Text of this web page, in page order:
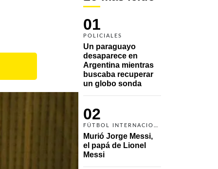
01
POLICIALES
Un paraguayo
desaparece en
Argentina mientras
buscaba recuperar
un globo sonda
02
Murió Jorge Messi,
el papá de Lionel
Messi